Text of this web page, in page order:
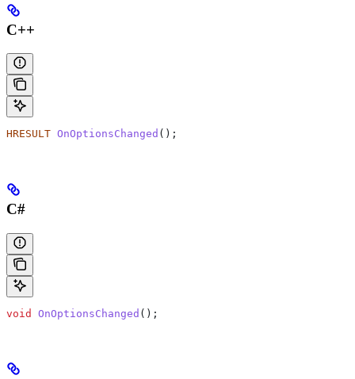
C++
HRESULT OnOptionsChanged ();
C#
void OnOptionsChanged ();